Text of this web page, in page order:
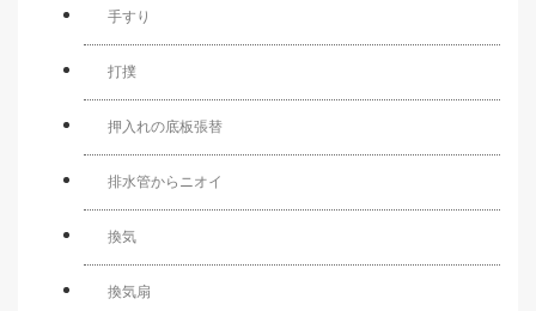
手すり
打撲
押入れの底板張替
排水管からニオイ
換気
換気扇